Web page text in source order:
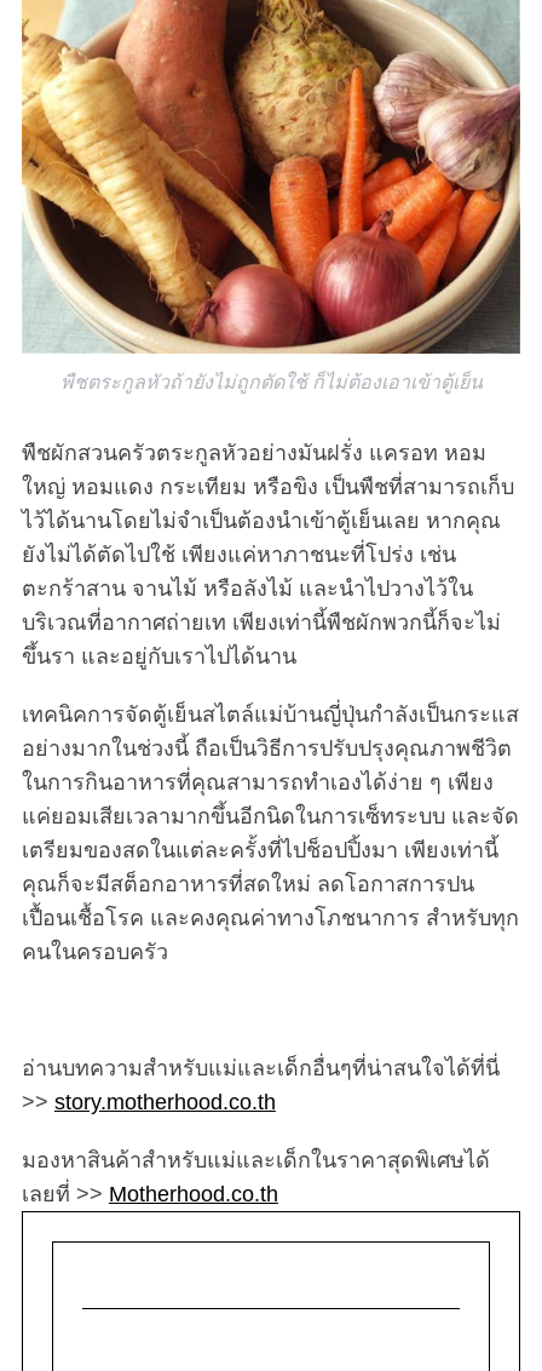
พืชตระกูลหัวถ้ายังไม่ถูกตัดใช้ ก็ไม่ต้องเอาเข้าตู้เย็น
พืชผักสวนครัวตระกูลหัวอย่างมันฝรั่ง แครอท หอม
ใหญ่ หอมแดง กระเทียม หรือขิง เป็นพืชที่สามารถเก็บ
ไว้ได้นานโดยไม่จำเป็นต้องนำเข้าตู้เย็นเลย หากคุณ
ยังไม่ได้ตัดไปใช้ เพียงแค่หาภาชนะที่โปร่ง เช่น
ตะกร้าสาน จานไม้ หรือลังไม้ และนำไปวางไว้ใน
บริเวณที่อากาศถ่ายเท เพียงเท่านี้พืชผักพวกนี้ก็จะไม่
ขึ้นรา และอยู่กับเราไปได้นาน
เทคนิคการจัดตู้เย็นสไตล์แม่บ้านญี่ปุ่นกำลังเป็นกระแส
อย่างมากในช่วงนี้ ถือเป็นวิธีการปรับปรุงคุณภาพชีวิต
ในการกินอาหารที่คุณสามารถทำเองได้ง่าย ๆ เพียง
แค่ยอมเสียเวลามากขึ้นอีกนิดในการเซ็ทระบบ และจัด
เตรียมของสดในแต่ละครั้งที่ไปช็อปปิ้งมา เพียงเท่านี้
คุณก็จะมีสต็อกอาหารที่สดใหม่ ลดโอกาสการปน
เปื้อนเชื้อโรค และคงคุณค่าทางโภชนาการ สำหรับทุก
คนในครอบครัว
อ่านบทความสำหรับแม่และเด็กอื่นๆที่น่าสนใจได้ที่นี่
>> story.motherhood.co.th
มองหาสินค้าสำหรับแม่และเด็กในราคาสุดพิเศษได้
เลยที่ >> Motherhood.co.th